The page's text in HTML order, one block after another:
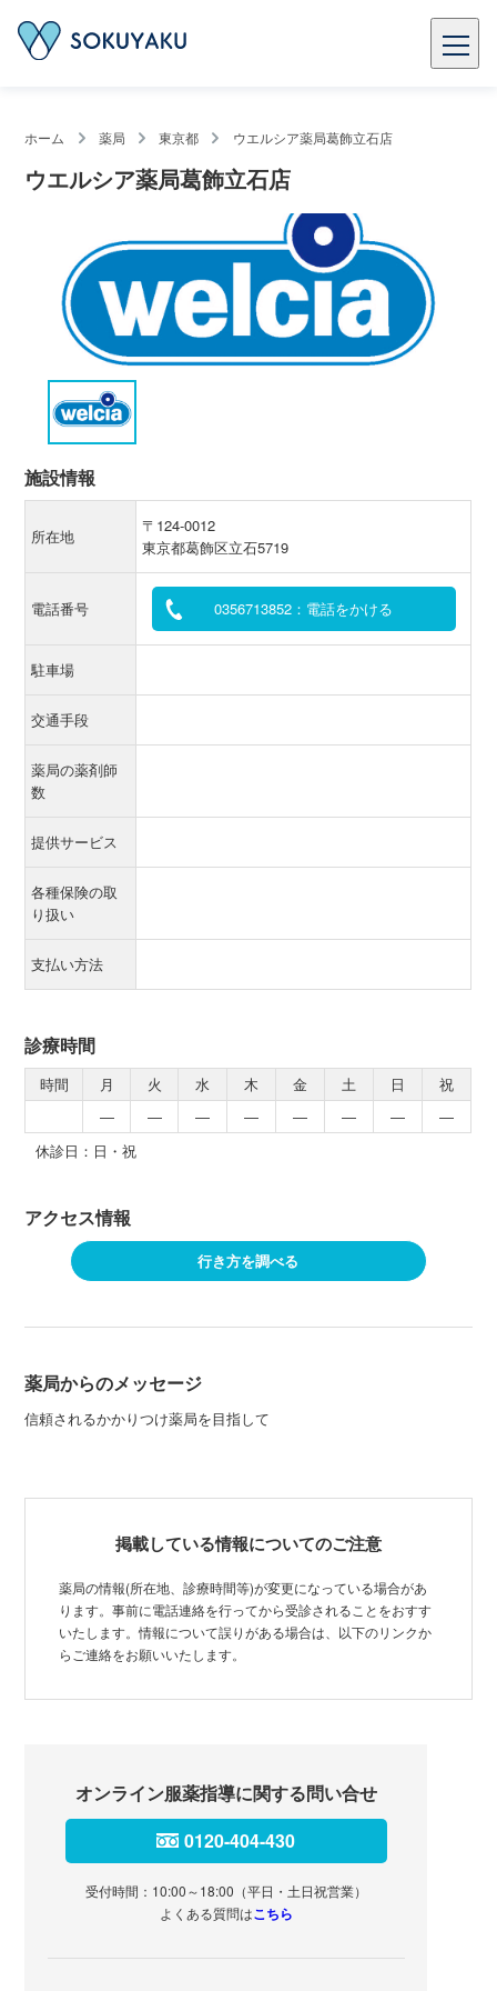
ホーム 薬局 東京都 ウエルシア薬局葛飾立石店
ウエルシア薬局葛飾立石店
施設情報
所在地
〒124-0012
東京都葛飾区立石5719
電話番号 0356713852：電話をかける
駐車場
交通手段
薬局の薬剤師
数
提供サービス
各種保険の取
り扱い
支払い方法
診療時間
時間 月 火 水 木 金 土 日
祝
―
― ― ― ― ― ―
―
休診日：日・祝
アクセス情報
行き方を調べる
薬局からのメッセージ
信頼されるかかりつけ薬局を目指して
掲載している情報についてのご注意
薬局の情報(所在地、診療時間等)が変更になっている場合があ
ります。事前に電話連絡を行ってから受診されることをおすす
いたします。情報について誤りがある場合は、以下のリンクか
らご連絡をお願いいたします。
オンライン服薬指導に関する問い合せ
0120-404-430
受付時間：10:00～18:00（平日・土日祝営業）
よくある質問はこちら